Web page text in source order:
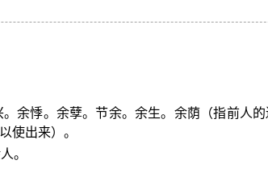
余悸。余孽。节余。余生。余荫（指前人
使出来）。
。